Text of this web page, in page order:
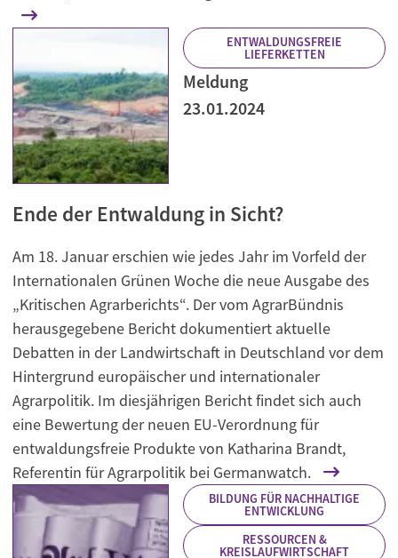
ENTWALDUNGSFREIE
LIEFERKETTEN
Meldung
23.01.2024
Ende der Entwaldung in Sicht?
Am 18. Januar erschien wie jedes Jahr im Vorfeld der
Internationalen Grünen Woche die neue Ausgabe des
„Kritischen Agrarberichts“. Der vom AgrarBündnis
herausgegebene Bericht dokumentiert aktuelle
Debatten in der Landwirtschaft in Deutschland vor dem
Hintergrund europäischer und internationaler
Agrarpolitik. Im diesjährigen Bericht findet sich auch
eine Bewertung der neuen EU-Verordnung für
entwaldungsfreie Produkte von Katharina Brandt,
Referentin für Agrarpolitik bei Germanwatch.
BILDUNG FÜR NACHHALTIGE
ENTWICKLUNG
RESSOURCEN &
KREISLAUFWIRTSCHAFT